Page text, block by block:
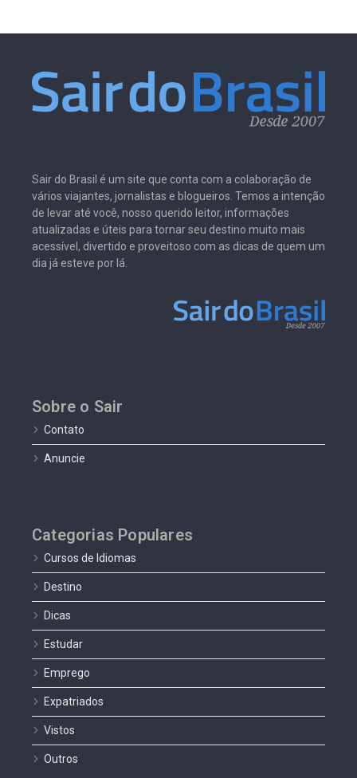
Sair do Brasil é um site que conta com a colaboração de
vários viajantes, jornalistas e blogueiros. Temos a intenção
de levar até você, nosso querido leitor, informações
atualizadas e úteis para tornar seu destino muito mais
acessível, divertido e proveitoso com as dicas de quem um
dia já esteve por lá.
Sobre o Sair
Contato
Anuncie
Categorias Populares
Cursos de Idiomas
Destino
Dicas
Estudar
Emprego
Expatriados
Vistos
Outros